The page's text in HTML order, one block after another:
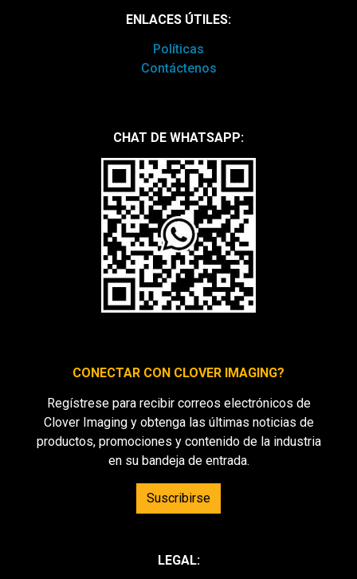
ENLACES ÚTILES:
Políticas
Contáctenos
CHAT DE WHATSAPP:
CONECTAR CON CLOVER IMAGING?
Regístrese para recibir correos electrónicos de
Clover Imaging y obtenga las últimas noticias de
productos, promociones y contenido de la industria
en su bandeja de entrada.
Suscribirse
LEGAL: